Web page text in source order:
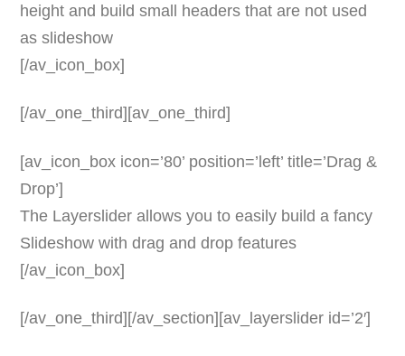
height and build small headers that are not used
as slideshow
[/av_icon_box]
[/av_one_third][av_one_third]
[av_icon_box icon=’80’ position=’left’ title=’Drag &
Drop’]
The Layerslider allows you to easily build a fancy
Slideshow with drag and drop features
[/av_icon_box]
[/av_one_third][/av_section][av_layerslider id=’2′]